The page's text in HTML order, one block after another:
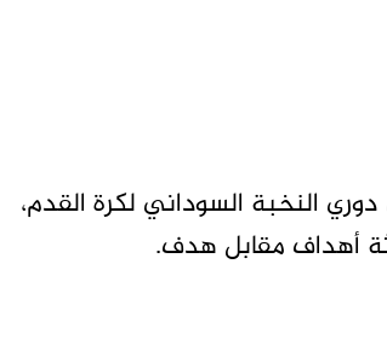
النخبة السوداني لكرة القدم،
أهداف مقابل هدف.